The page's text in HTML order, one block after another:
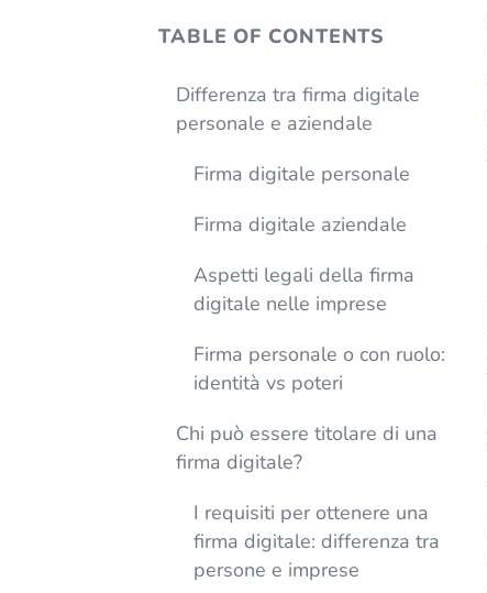
TABLE OF CONTENTS
Differenza tra firma digitale
personale e aziendale
Firma digitale personale
Firma digitale aziendale
Aspetti legali della firma
digitale nelle imprese
Firma personale o con ruolo:
identità vs poteri
Chi può essere titolare di una
firma digitale?
I requisiti per ottenere una
firma digitale: differenza tra
persone e imprese